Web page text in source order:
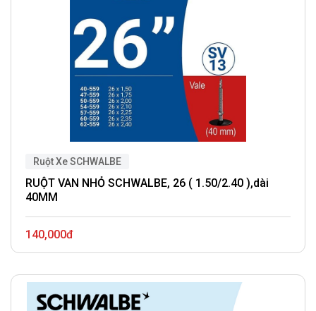
Ruột Xe SCHWALBE
RUỘT VAN NHỎ SCHWALBE, 26 ( 1.50/2.40 ),dài
40MM
140,000đ